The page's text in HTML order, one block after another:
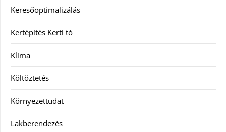
Keresőoptimalizálás
Kertépítés Kerti tó
Klíma
Költöztetés
Környezettudat
Lakberendezés